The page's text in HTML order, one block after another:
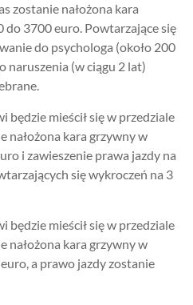
zostanie nałożona kara
3700 euro. Powtarzające się
do psychologa (około 200
naruszenia (w ciągu 2 lat)
będzie mieścił się w przedziale
kara grzywny w
i zawieszenie prawa jazdy na
się wykroczeń na 3
będzie mieścił się w przedziale
kara grzywny w
a prawo jazdy zostanie